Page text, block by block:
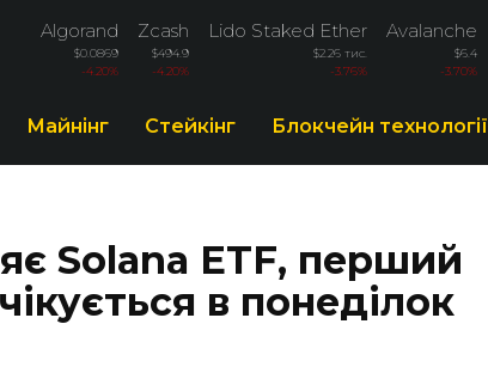
Algorand
$0.0869
-4.20%
Zcash
$494.9
-4.20%
Lido Staked Ether
$2.26 тис.
-3.76%
Avalanche
$6.4
-3.70%
Майнінг Стейкінг Блокчейн технології
Solana ETF, перший
в понеділок